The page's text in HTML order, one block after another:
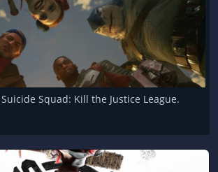
Squad: Kill the Justice League.